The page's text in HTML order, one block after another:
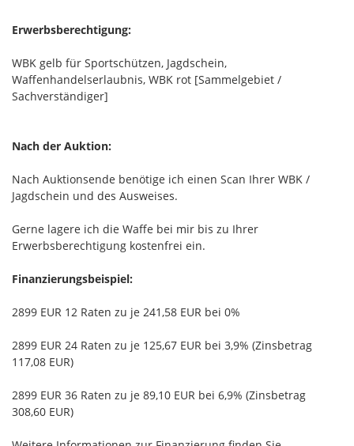
Erwerbsberechtigung:
WBK gelb für Sportschützen, Jagdschein,
Waffenhandelserlaubnis, WBK rot [Sammelgebiet /
Sachverständiger]
Nach der Auktion:
Nach Auktionsende benötige ich einen Scan Ihrer WBK /
Jagdschein und des Ausweises.
Gerne lagere ich die Waffe bei mir bis zu Ihrer
Erwerbsberechtigung kostenfrei ein.
Finanzierungsbeispiel:
2899 EUR 12 Raten zu je 241,58 EUR bei 0%
2899 EUR 24 Raten zu je 125,67 EUR bei 3,9% (Zinsbetrag
117,08 EUR)
2899 EUR 36 Raten zu je 89,10 EUR bei 6,9% (Zinsbetrag
308,60 EUR)